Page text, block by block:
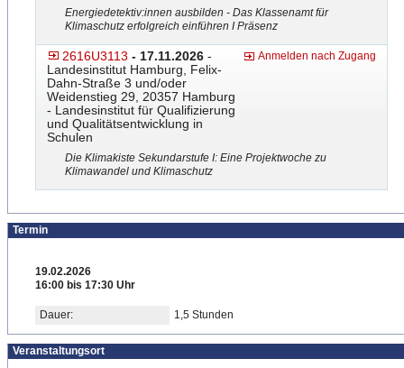
Energiedetektiv:innen ausbilden - Das Klassenamt für
Klimaschutz erfolgreich einführen I Präsenz
2616U3113 - 17.11.2026 -
Landesinstitut Hamburg, Felix-
Dahn-Straße 3 und/oder
Weidenstieg 29, 20357 Hamburg
- Landesinstitut für Qualifizierung
und Qualitätsentwicklung in
Schulen
Anmelden nach Zugang
Die Klimakiste Sekundarstufe I: Eine Projektwoche zu
Klimawandel und Klimaschutz
Termin
19.02.2026
16:00 bis 17:30 Uhr
Dauer: 1,5 Stunden
Veranstaltungsort